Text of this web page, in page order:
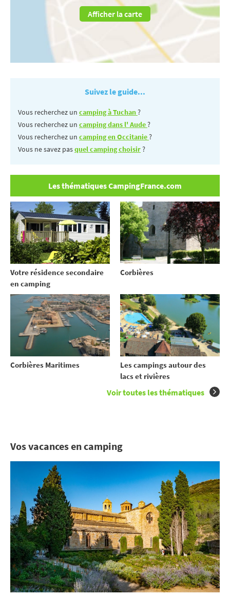
Afficher la carte
Suivez le guide...
Vous recherchez un camping à Tuchan?
Vous recherchez un camping dans l' Aude?
Vous recherchez un camping en Occitanie?
Vous ne savez pasquel camping choisir?
Les thématiques CampingFrance.com
Votre résidence secondaire
en camping
Corbières
Corbières Maritimes
Les campings autour des
lacs et rivières
Voir toutes les thématiques
Vos vacances en camping